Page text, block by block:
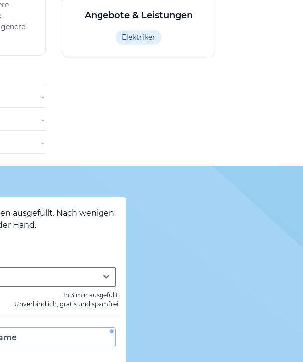
⌄
⌄
⌄
Angebote & Leistungen
Elektriker
ausgefüllt. Nach wenigen
Hand.
In 3 min ausgefüllt.
Unverbindlich, gratis und spamfrei.